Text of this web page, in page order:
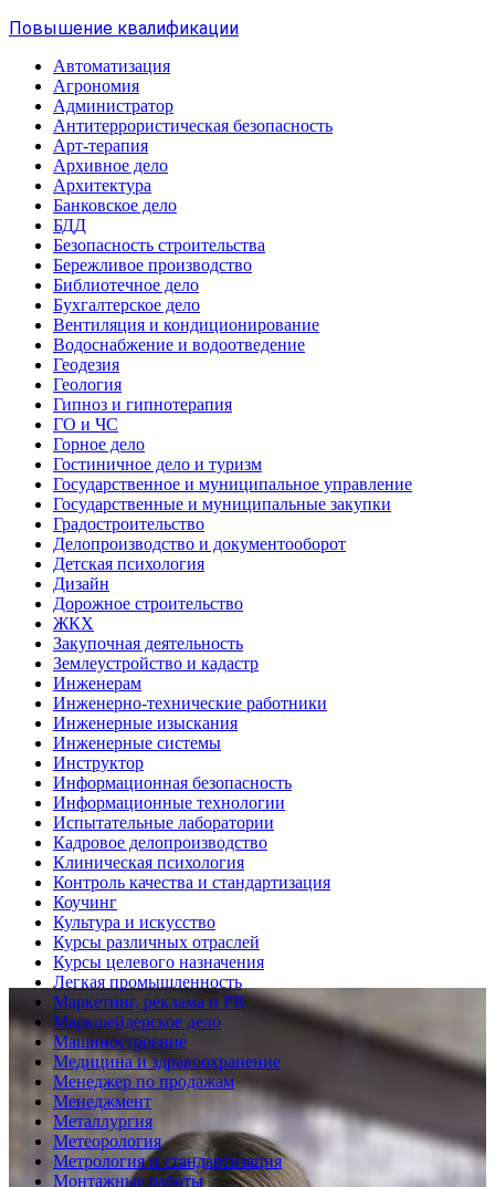
Повышение квалификации
Автоматизация
Агрономия
Администратор
Антитеррористическая безопасность
Арт-терапия
Архивное дело
Архитектура
Банковское дело
БДД
Безопасность строительства
Бережливое производство
Библиотечное дело
Бухгалтерское дело
Вентиляция и кондиционирование
Водоснабжение и водоотведение
Геодезия
Геология
Гипноз и гипнотерапия
ГО и ЧС
Горное дело
Гостиничное дело и туризм
Государственное и муниципальное управление
Государственные и муниципальные закупки
Градостроительство
Делопроизводство и документооборот
Детская психология
Дизайн
Дорожное строительство
ЖКХ
Закупочная деятельность
Землеустройство и кадастр
Инженерам
Инженерно-технические работники
Инженерные изыскания
Инженерные системы
Инструктор
Информационная безопасность
Информационные технологии
Испытательные лаборатории
Кадровое делопроизводство
Клиническая психология
Контроль качества и стандартизация
Коучинг
Культура и искусство
Курсы различных отраслей
Курсы целевого назначения
Легкая промышленность
Маркетинг, реклама и PR
Маркшейдерское дело
Машиностроение
Медицина и здравоохранение
Менеджер по продажам
Менеджмент
Металлургия
Метеорология
Метрология и стандартизация
Монтажные работы